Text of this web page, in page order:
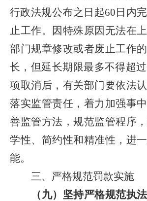
行政法规公布之日起60日内
止工作。因特殊原因无法在
部门规章修改或者废止工作
长，但延长期限最多不得超
项取消后，有关部门要依法
落实监管责任，着力加强事
善监管方法，规范监管程序
学性、简约性和精准性，进
能。
三、严格规范罚款实施
（九）坚持严格规范执法